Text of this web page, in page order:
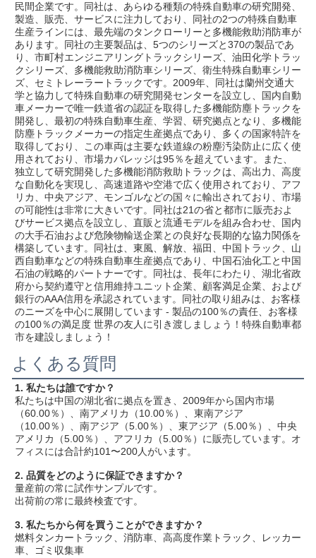
民間企業です。同社は、あらゆる種類の特殊自動車の研究開発、
製造、販売、サービスに注力しており、同社の2つの特殊自動車
生産ラインには、最先端のタンクローリーと多機能救助消防車が
あります。同社の主要製品は、5つのシリーズと370の製品であ
り、市町村エンジニアリングトラックシリーズ、油田化学トラッ
クシリーズ、多機能救助消防車シリーズ、衛生特殊自動車シリー
ズ、セミトレーラートラックです。2009年、同社は蘭州交通大
学と協力して特殊自動車の研究開発センターを設立し、国内自動
車メーカーで唯一鉄道省の認証を取得した多機能防塵トラックを
開発し、最初の特殊自動車生産、学習、研究拠点となり、多機能
防塵トラックメーカーの指定生産拠点であり、多くの国家特許を
取得しており、この車両は主要な鉄道線の粉塵汚染防止に広く使
用されており、市場カバレッジは95％を超えています。また、
独立して研究開発した多機能消防救助トラックは、高出力、高度
な自動化を実現し、高速道路や空港で広く使用されており、アフ
リカ、中央アジア、モンゴルなどの国々に輸出されており、市場
の可能性は非常に大きいです。同社は21の省と都市に販売およ
びサービス拠点を設立し、直販と流通モデルを組み合わせ、国内
の大手石油および危険物輸送企業との良好な長期的な協力関係を
構築しています。同社は、東風、解放、福田、中国トラック、山
西自動車などの特殊自動車生産拠点であり、中国石油化工と中国
石油の戦略的パートナーです。同社は、長年にわたり、湖北省政
府から契約遵守と信用維持ユニット企業、顧客満足企業、および
銀行のAAA信用を承認されています。同社の取り組みは、お客様
のニーズを中心に展開しています - 製品の100％の責任、お客様
の100％の満足度 世界の友人に引き渡しましょう！特殊自動車都
市を建設しましょう！
よくある質問
1. 私たちは誰ですか？
私たちは中国の湖北省に拠点を置き、2009年から国内市場
（60.00％）、南アメリカ（10.00％）、東南アジア
（10.00％）、南アジア（5.00％）、東アジア（5.00％）、中央
アメリカ（5.00％）、アフリカ（5.00％）に販売しています。オ
フィスには合計約101〜200人がいます。
2. 品質をどのように保証できますか？
量産前の常に試作サンプルです。
出荷前の常に最終検査です。
3. 私たちから何を買うことができますか？
燃料タンカートラック、消防車、高高度作業トラック、レッカー
車、ゴミ収集車